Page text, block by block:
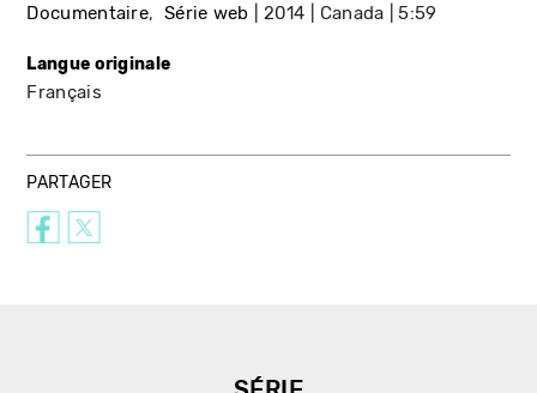
Documentaire Série web 2014 Canada 5:59
Langue originale
Français
PARTAGER